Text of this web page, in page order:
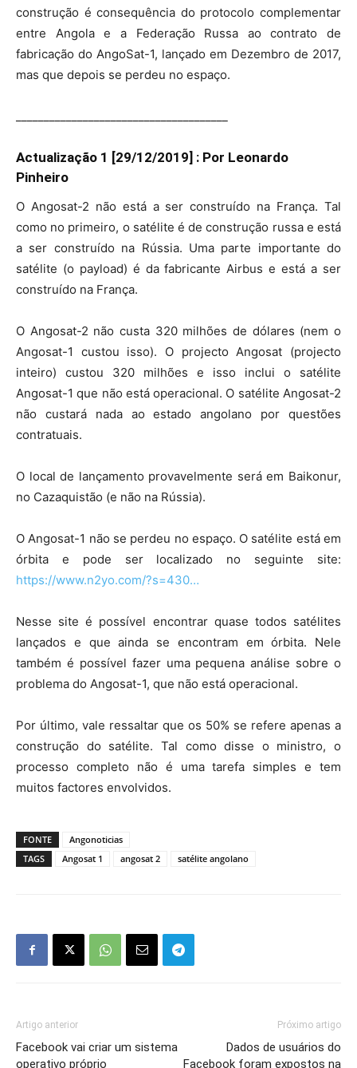
construção é consequência do protocolo complementar
entre Angola e a Federação Russa ao contrato de
fabricação do AngoSat-1, lançado em Dezembro de 2017,
mas que depois se perdeu no espaço.
Actualização 1 [29/12/2019] : Por Leonardo
Pinheiro
O Angosat-2 não está a ser construído na França. Tal
como no primeiro, o satélite é de construção russa e está
a ser construído na Rússia. Uma parte importante do
satélite (o payload) é da fabricante Airbus e está a ser
construído na França.
O Angosat-2 não custa 320 milhões de dólares (nem o
Angosat-1 custou isso). O projecto Angosat (projecto
inteiro) custou 320 milhões e isso inclui o satélite
Angosat-1 que não está operacional. O satélite Angosat-2
não custará nada ao estado angolano por questões
contratuais.
O local de lançamento provavelmente será em Baikonur,
no Cazaquistão (e não na Rússia).
O Angosat-1 não se perdeu no espaço. O satélite está em
órbita e pode ser localizado no seguinte site:
https://www.n2yo.com/?s=430…
Nesse site é possível encontrar quase todos satélites
lançados e que ainda se encontram em órbita. Nele
também é possível fazer uma pequena análise sobre o
problema do Angosat-1, que não está operacional.
Por último, vale ressaltar que os 50% se refere apenas a
construção do satélite. Tal como disse o ministro, o
processo completo não é uma tarefa simples e tem
muitos factores envolvidos.
FONTE
Angonoticias
TAGS
Angosat 1 angosat 2 satélite angolano
Artigo anterior
Facebook vai criar um sistema
operativo próprio
Próximo artigo
Dados de usuários do
Facebook foram expostos na